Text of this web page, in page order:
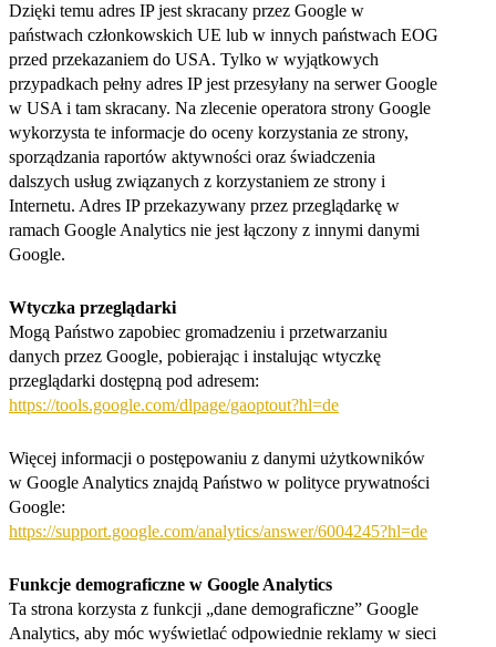
Dzięki temu adres IP jest skracany przez Google w
państwach członkowskich UE lub w innych państwach EOG
przed przekazaniem do USA. Tylko w wyjątkowych
przypadkach pełny adres IP jest przesyłany na serwer Google
w USA i tam skracany. Na zlecenie operatora strony Google
wykorzysta te informacje do oceny korzystania ze strony,
sporządzania raportów aktywności oraz świadczenia
dalszych usług związanych z korzystaniem ze strony i
Internetu. Adres IP przekazywany przez przeglądarkę w
ramach Google Analytics nie jest łączony z innymi danymi
Google.
Wtyczka przeglądarki
Mogą Państwo zapobiec gromadzeniu i przetwarzaniu
danych przez Google, pobierając i instalując wtyczkę
przeglądarki dostępną pod adresem:
https://tools.google.com/dlpage/gaoptout?hl=de
Więcej informacji o postępowaniu z danymi użytkowników
w Google Analytics znajdą Państwo w polityce prywatności
Google:
https://support.google.com/analytics/answer/6004245?hl=de
Funkcje demograficzne w Google Analytics
Ta strona korzysta z funkcji „dane demograficzne” Google
Analytics, aby móc wyświetlać odpowiednie reklamy w sieci